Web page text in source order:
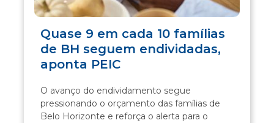
Quase 9 em cada 10 famílias
de BH seguem endividadas,
aponta PEIC
O avanço do endividamento segue
pressionando o orçamento das famílias de
Belo Horizonte e reforça o alerta para o